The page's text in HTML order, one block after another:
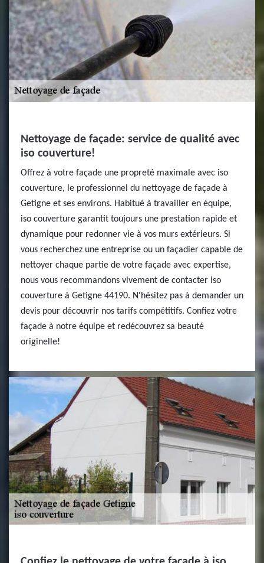
Nettoyage de façade: service de qualité avec
iso couverture!
Offrez à votre façade une propreté maximale avec iso
couverture, le professionnel du nettoyage de façade à
Getigne et ses environs. Habitué à travailler en équipe,
iso couverture garantit toujours une prestation rapide et
dynamique pour redonner vie à vos murs extérieurs. Si
vous recherchez une entreprise ou un façadier capable de
nettoyer chaque partie de votre façade avec expertise,
nous vous recommandons vivement de contacter iso
couverture à Getigne 44190. N'hésitez pas à demander un
devis pour découvrir nos tarifs compétitifs. Confiez votre
façade à notre équipe et redécouvrez sa beauté
originelle!